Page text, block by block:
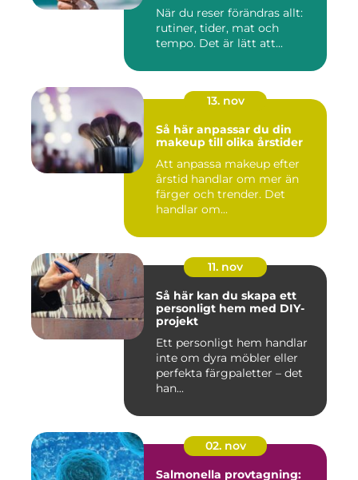
När du reser förändras allt:
rutiner, tider, mat och
tempo. Det är lätt att...
13. nov
Så här anpassar du din
makeup till olika årstider
Att anpassa makeup efter
årstid handlar om mer än
färger och trender. Det
handlar om...
11. nov
Så här kan du skapa ett
personligt hem med DIY-
projekt
Ett personligt hem handlar
inte om dyra möbler eller
perfekta färgpaletter – det
han...
02. nov
Salmonella provtagning: